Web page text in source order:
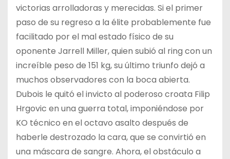
victorias arrolladoras y merecidas. Si el primer
paso de su regreso a la élite probablemente fue
facilitado por el mal estado físico de su
oponente Jarrell Miller, quien subió al ring con un
increíble peso de 151 kg, su último triunfo dejó a
muchos observadores con la boca abierta.
Dubois le quitó el invicto al poderoso croata Filip
Hrgovic en una guerra total, imponiéndose por
KO técnico en el octavo asalto después de
haberle destrozado la cara, que se convirtió en
una máscara de sangre. Ahora, el obstáculo a